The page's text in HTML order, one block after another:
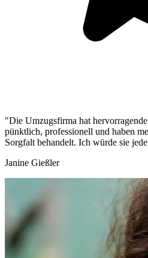
"Die Umzugsfirma hat
pünktlich, professionell und haben
Sorgfalt behandelt. Ich würde sie
Janine Gießler